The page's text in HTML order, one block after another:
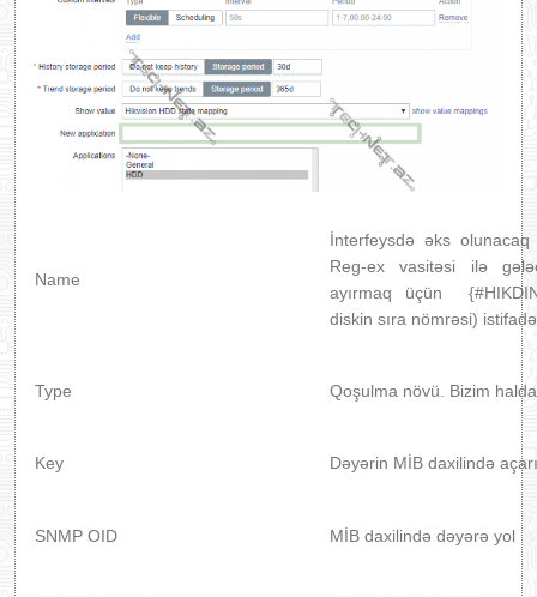
Name
İnterfeysdə əks olunacaq
Reg-ex vasitəsi ilə
ayırmaq üçün
diskin sıra nömrəsi)
Type Qoşulma növü. Bizim halda
Key Dəyərin MİB daxilində açarı
SNMP OID MİB daxilində dəyərə yol